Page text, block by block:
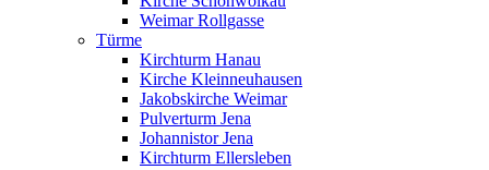
Weimar Rollgasse
Türme
Kirchturm Hanau
Kirche Kleinneuhausen
Jakobskirche Weimar
Pulverturm Jena
Johannistor Jena
Kirchturm Ellersleben